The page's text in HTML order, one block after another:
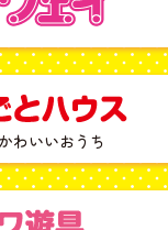
わいいおうち